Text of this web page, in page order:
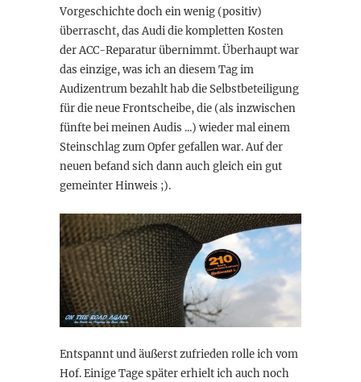
Vorgeschichte doch ein wenig (positiv)
überrascht, das Audi die kompletten Kosten
der ACC-Reparatur übernimmt. Überhaupt war
das einzige, was ich an diesem Tag im
Audizentrum bezahlt hab die Selbstbeteiligung
für die neue Frontscheibe, die (als inzwischen
fünfte bei meinen Audis ...) wieder mal einem
Steinschlag zum Opfer gefallen war. Auf der
neuen befand sich dann auch gleich ein gut
gemeinter Hinweis ;).
Entspannt und äußerst zufrieden rolle ich vom
Hof. Einige Tage später erhielt ich auch noch